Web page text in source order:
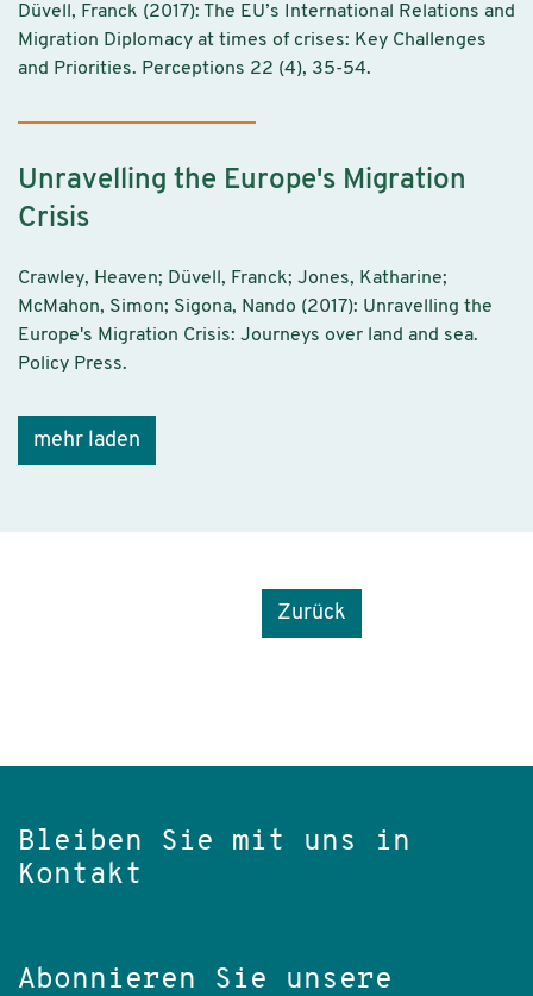
Düvell, Franck (2017): The EU’s International Relations and
Migration Diplomacy at times of crises: Key Challenges
and Priorities. Perceptions 22 (4), 35-54.
Unravelling the Europe's Migration
Crisis
Crawley, Heaven; Düvell, Franck; Jones, Katharine;
McMahon, Simon; Sigona, Nando (2017): Unravelling the
Europe's Migration Crisis: Journeys over land and sea.
Policy Press.
mehr laden
Zurück
Bleiben Sie mit uns in
Kontakt
Abonnieren Sie unsere